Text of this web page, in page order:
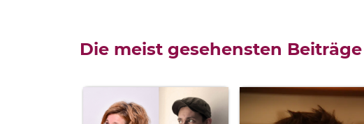
Die meist gesehensten